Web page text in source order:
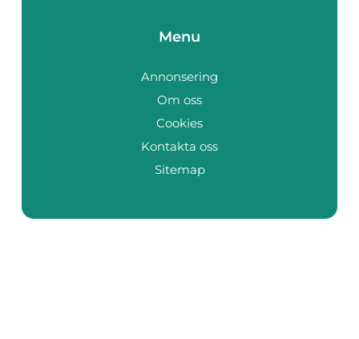
Menu
Annonsering
Om oss
Cookies
Kontakta oss
Sitemap